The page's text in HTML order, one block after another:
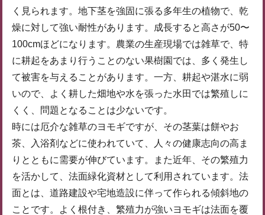
く見られます。地下茎を強固に張る多年生の植物で、乾
燥に対して強い耐性があります。成長すると高さが50〜
100cmほどになります。農業の生産現場では雑草で、特
に耕起をあまり行うことのない果樹園では、多く発生し
て被害を与えることがあります。一方、耕起や湛水に弱
いので、よく耕した畑地や水を張った水田では繁殖しに
くく、問題となることは少ないです。
時には厄介な雑草のヨモギですが、その茎葉は餅やお
茶、入浴剤などに使われていて、人々の健康志向の高ま
りとともに需要が伸びています。また近年、その繁殖力
を活かして、法面緑化資材として利用されています。法
面とは、道路建設や宅地造設に伴って作られる傾斜地の
ことです。よく根付き、繁殖力が強いヨモギは法面を覆